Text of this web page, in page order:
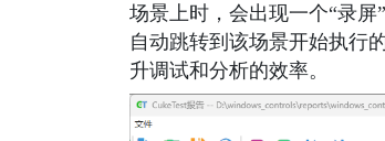
场景上时，会出现一个“录屏
自动跳转到该场景开始执行
升调试和分析的效率。